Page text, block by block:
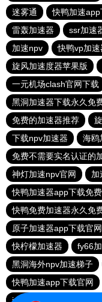
迷雾通
快鸭加速app
雷轰加速器
ssr加速
加速npv
快鸭vp加速
旋风加速度器苹果版
一元机场clash官网下载
黑洞加速器下载永久免
免费的加速器推荐
下载npv加速器
海鸥
免费不需要实名认证的
神灯加速npv官网
加
快鸭加速器app下载免费
快鸭免费加速器永久免
原子加速器app下载官
快柠檬加速器
fy66
黑洞海外npv加速梯子
快鸭加速app下载官网